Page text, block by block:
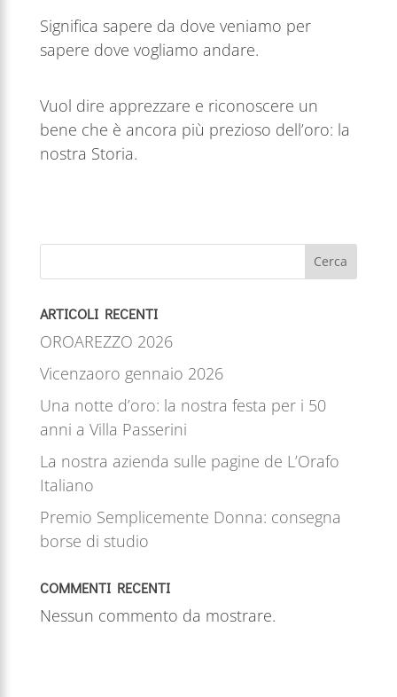
Significa sapere da dove veniamo per
sapere dove vogliamo andare.
Vuol dire apprezzare e riconoscere un
bene che è ancora più prezioso dell’oro: la
nostra Storia.
Cerca
ARTICOLI RECENTI
OROAREZZO 2026
Vicenzaoro gennaio 2026
Una notte d’oro: la nostra festa per i 50
anni a Villa Passerini
La nostra azienda sulle pagine de L’Orafo
Italiano
Premio Semplicemente Donna: consegna
borse di studio
COMMENTI RECENTI
Nessun commento da mostrare.